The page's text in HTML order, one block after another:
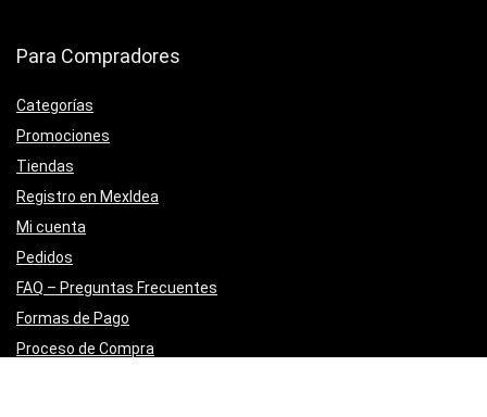
Para Compradores
Categorías
Promociones
Tiendas
Registro en MexIdea
Mi cuenta
Pedidos
FAQ – Preguntas Frecuentes
Formas de Pago
Proceso de Compra